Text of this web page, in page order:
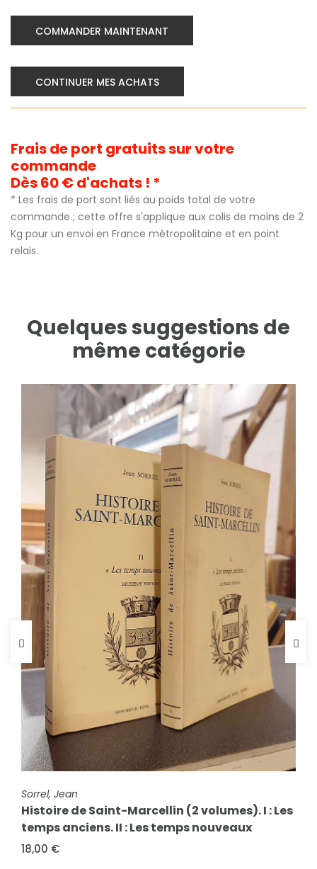
COMMANDER MAINTENANT
CONTINUER MES ACHATS
Frais de port gratuits sur votre
commande
Dès 60 € d'achats ! *
* Les frais de port sont liés au poids total de votre
commande ; cette offre s'applique aux colis de moins de 2
Kg pour un envoi en France métropolitaine et en point
relais.
Quelques suggestions de
même catégorie
FICHE COMPLÈTE
Sorrel, Jean
Histoire de Saint-Marcellin (2 volumes). I : Les
temps anciens. II : Les temps nouveaux
18,00 €
FICHE COMPLÈTE
Secret, Bernard
Cent trente années d'Enseignement chrétien
à Saint-Pierre-d'Albigny (1817-1835-1841)
15,00 €